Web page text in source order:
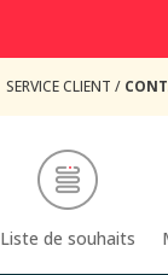
SERVICE CLIENT /
Liste de souhaits